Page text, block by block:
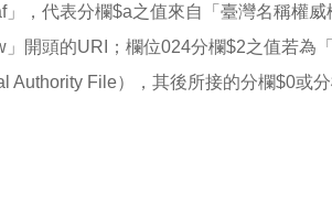
，代表分欄$a之值來自「臺灣名稱權
開頭的URI；欄位024分欄$2之值若為
Authority File），其後所接的分欄$0或